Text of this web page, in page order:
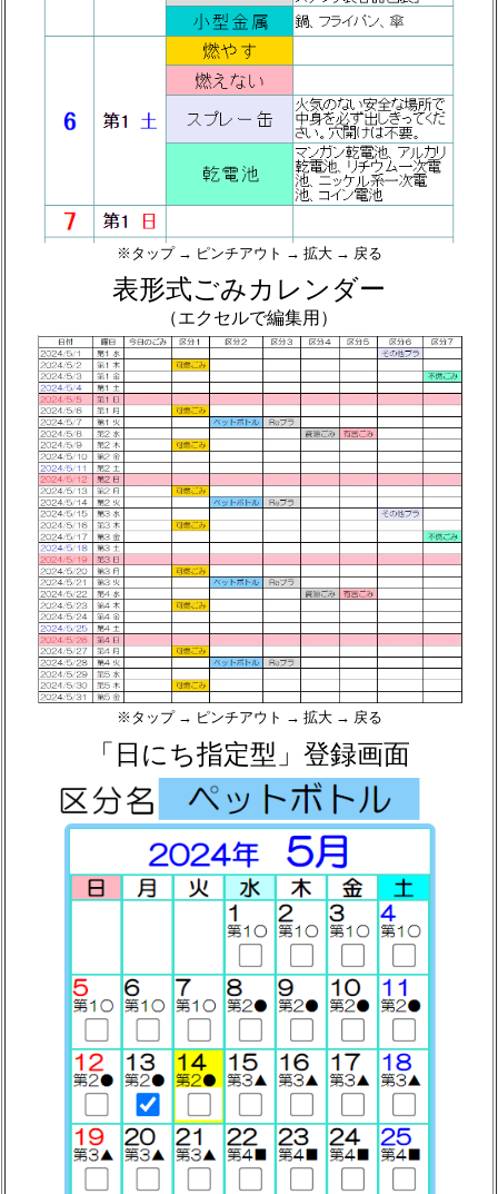
※タップ → ピンチアウト → 拡大 → 戻る
表形式ごみカレンダー
（エクセルで編集用）
※タップ → ピンチアウト → 拡大 → 戻る
「日にち指定型」登録画面